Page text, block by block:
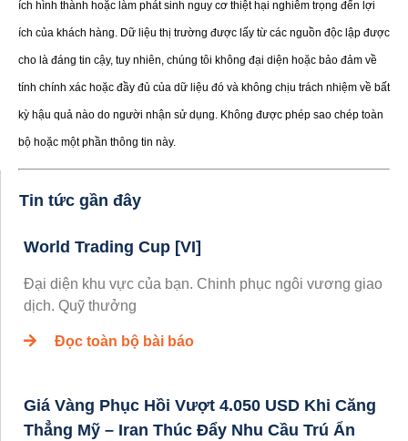
ích hình thành hoặc làm phát sinh nguy cơ thiệt hại nghiêm trọng đến lợi
ích của khách hàng. Dữ liệu thị trường được lấy từ các nguồn độc lập được
cho là đáng tin cậy, tuy nhiên, chúng tôi không đại diện hoặc bảo đảm về
tính chính xác hoặc đầy đủ của dữ liệu đó và không chịu trách nhiệm về bất
kỳ hậu quả nào do người nhận sử dụng. Không được phép sao chép toàn
bộ hoặc một phần thông tin này.
Tin tức gần đây
World Trading Cup [VI]
Đại diện khu vực của bạn. Chinh phục ngôi vương giao
dịch. Quỹ thưởng
Đọc toàn bộ bài báo
Giá Vàng Phục Hồi Vượt 4.050 USD Khi Căng
Thẳng Mỹ – Iran Thúc Đẩy Nhu Cầu Trú Ẩn